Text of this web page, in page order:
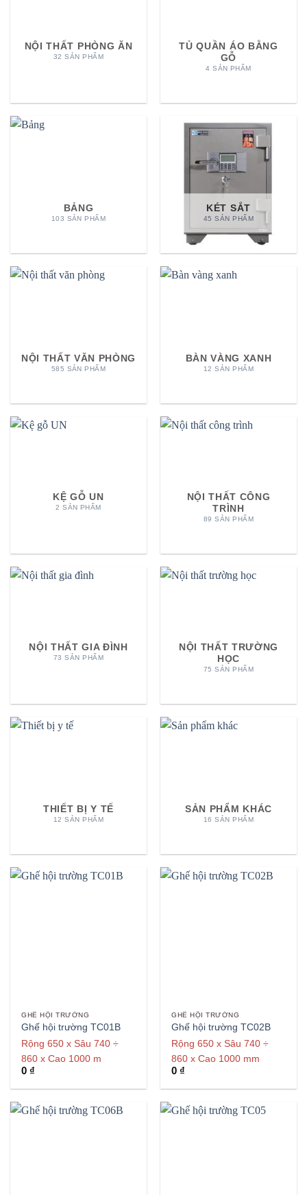
NỘI THẤT PHÒNG ĂN
32 SẢN PHẨM
TỦ QUẦN ÁO BẰNG
GỖ
4 SẢN PHẨM
BẢNG
103 SẢN PHẨM
KÉT SẮT
45 SẢN PHẨM
NỘI THẤT VĂN PHÒNG
585 SẢN PHẨM
BÀN VÀNG XANH
12 SẢN PHẨM
KỆ GỖ UN
2 SẢN PHẨM
NỘI THẤT CÔNG
TRÌNH
89 SẢN PHẨM
NỘI THẤT GIA ĐÌNH
73 SẢN PHẨM
NỘI THẤT TRƯỜNG
HỌC
75 SẢN PHẨM
THIẾT BỊ Y TẾ
12 SẢN PHẨM
SẢN PHẨM KHÁC
16 SẢN PHẨM
GHẾ HỘI TRƯỜNG
Ghế hội trường TC01B
Rộng 650 x Sâu 740 ÷
860 x Cao 1000 m
0 ₫
GHẾ HỘI TRƯỜNG
Ghế hội trường TC02B
Rộng 650 x Sâu 740 ÷
860 x Cao 1000 mm
0 ₫